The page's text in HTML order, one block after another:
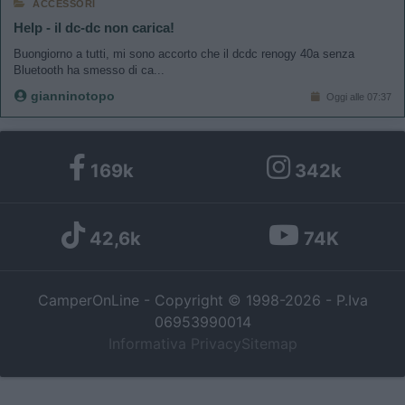
ACCESSORI
Help - il dc-dc non carica!
Buongiorno a tutti, mi sono accorto che il dcdc renogy 40a senza
Bluetooth ha smesso di ca...
gianninotopo Oggi alle 07:37
169k 342k
42,6k 74K
CamperOnLine - Copyright © 1998-2026 - P.Iva
06953990014
Informativa Privacy Sitemap